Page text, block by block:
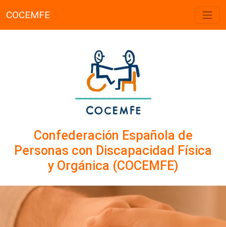
COCEMFE
Confederación Española de
Personas con Discapacidad Física
y Orgánica (COCEMFE)